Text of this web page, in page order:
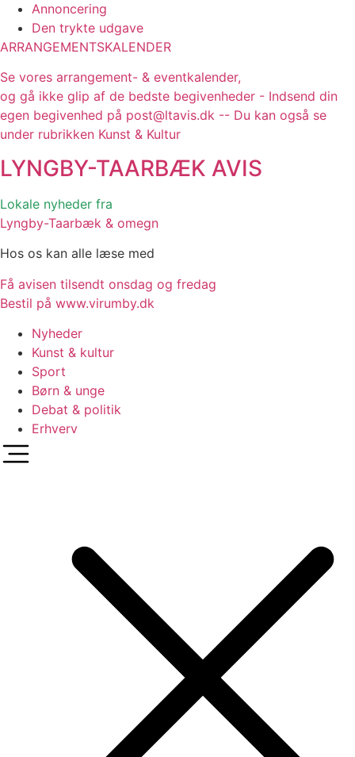
Annoncering
Den trykte udgave
ARRANGEMENTSKALENDER
Se vores arrangement- & eventkalender,
og gå ikke glip af de bedste begivenheder - Indsend din
egen begivenhed på post@ltavis.dk -- Du kan også se
under rubrikken Kunst & Kultur
LYNGBY-TAARBÆK AVIS
Lokale nyheder fra
Lyngby-Taarbæk & omegn
Hos os kan alle læse med
Få avisen tilsendt onsdag og fredag
Bestil på www.virumby.dk
Nyheder
Kunst & kultur
Sport
Børn & unge
Debat & politik
Erhverv